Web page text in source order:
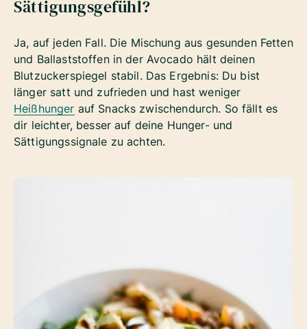
Sättigungsgefühl?
Ja, auf jeden Fall. Die Mischung aus gesunden Fetten
und Ballaststoffen in der Avocado hält deinen
Blutzuckerspiegel stabil. Das Ergebnis: Du bist
länger satt und zufrieden und hast weniger
Heißhunger auf Snacks zwischendurch. So fällt es
dir leichter, besser auf deine Hunger- und
Sättigungssignale zu achten.